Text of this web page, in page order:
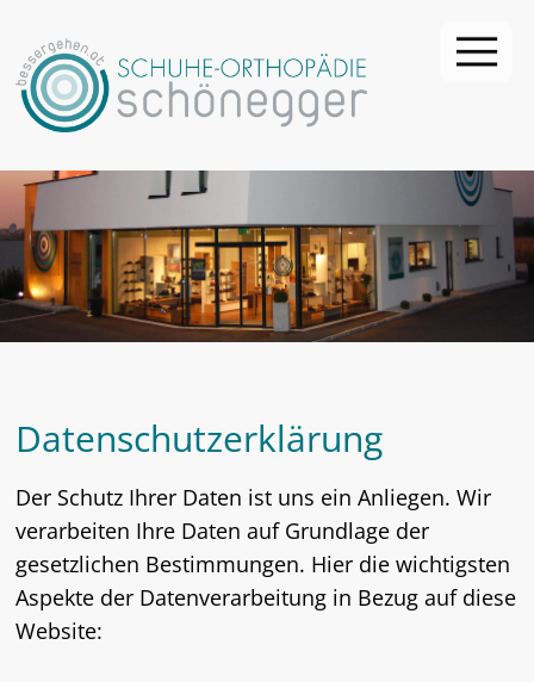
Datenschutzerklärung
Der Schutz Ihrer Daten ist uns ein Anliegen. Wir
verarbeiten Ihre Daten auf Grundlage der
gesetzlichen Bestimmungen. Hier die wichtigsten
Aspekte der Datenverarbeitung in Bezug auf diese
Website: